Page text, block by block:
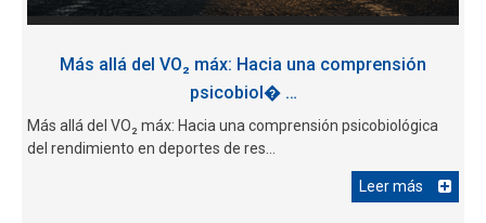
Más allá del VO₂ máx: Hacia una comprensión
psicobiol� …
Más allá del VO₂ máx: Hacia una comprensión psicobiológica
del rendimiento en deportes de res...
Leer más